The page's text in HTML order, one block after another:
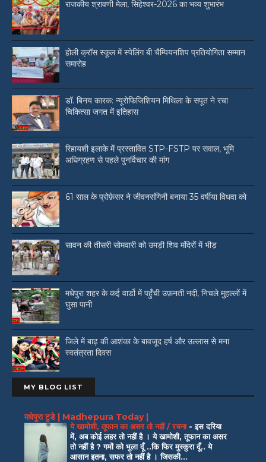
राजकीय श्रावणी मेला, सिंहेश्वर-2026 का भव्य शुभारंभ
होली क्रॉस स्कूल में स्पेलिंग बी चैम्पियनशिप प्रतियोगिता सम्मान
समारोह
डॉ. बिनय कारक: न्यूरोफिजिशियन मिथिला के सपूत ने रचा
चिकित्सा जगत में इतिहास
रिहायशी इलाके में प्रस्तावित STP-FSTP पर सवाल, भूमि
अधिग्रहण से पहले पुनर्विचार की मांग
61 साल के प्रोफ़ेसर ने जीवनसंगिनी बनाया 35 वर्षीया विधवा को
सावन की तीसरी सोमवारी को उमड़ी शिव मंदिरों में भीड़
मधेपुरा शहर के कई वार्डो में पहुँची उफ़नती नदी, निचले मुहल्लों में
घुसा पानी
जिले में बाढ़ की आशंका के बावजूद हर्ष और उल्लास से मना
स्वतंत्रता दिवस
MY BLOG LIST
मधेपुरा टुडे | Madhepura Today |
ये खामोशी, तूफान का असर तो नहीं / रचना -इस दरिया
में, अब कोई लहर तो नहीं है । ये खामोशी, तूफान का असर
तो नहीं है ? गमों को भुला दूँ ..कि फिर मुस्कुरा दूँ.. ये
आसान इतना, सफर तो नहीं है । जिसकी...